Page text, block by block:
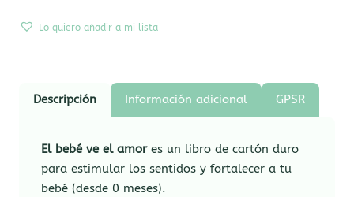
Lo quiero añadir a mi lista
Descripción Información adicional GPSR
El bebé ve el amores un libro de cartón duro
para estimular los sentidos y fortalecer a tu
bebé (desde 0 meses).